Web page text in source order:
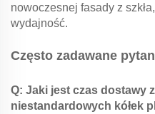
nowoczesnej fasady z
wydajność.
Często zadawane
Q: Jaki jest czas dostawy
niestandardowych kółek